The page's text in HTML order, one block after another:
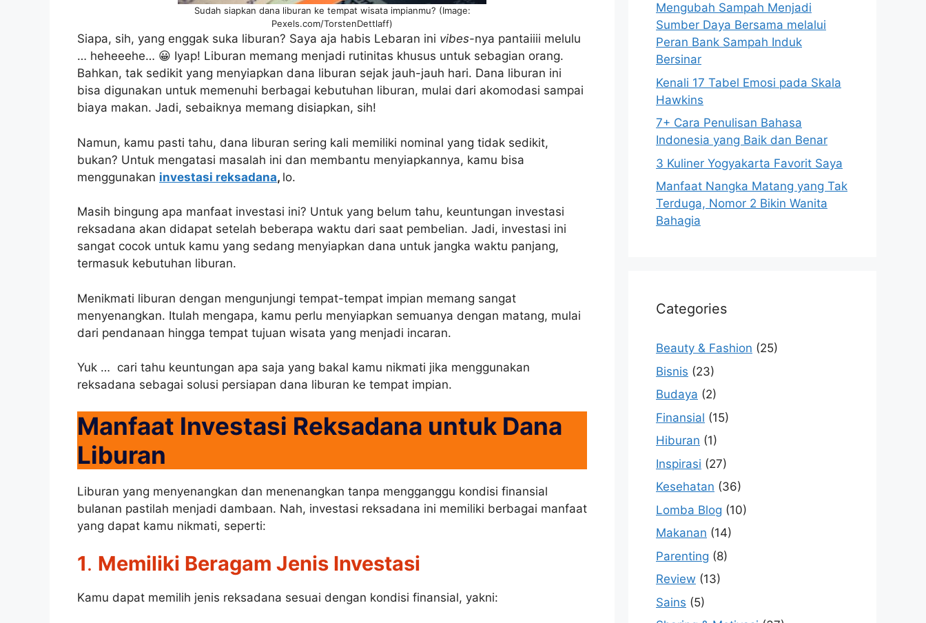
Sudah siapkan dana liburan ke tempat wisata impianmu? (Image:
Pexels.com/TorstenDettlaff)
Siapa, sih, yang enggak suka liburan? Saya aja habis Lebaran ini vibes-nya pantaiiii melulu
… heheeehe… 😀 Iyap! Liburan memang menjadi rutinitas khusus untuk sebagian orang.
Bahkan, tak sedikit yang menyiapkan dana liburan sejak jauh-jauh hari. Dana liburan ini
bisa digunakan untuk memenuhi berbagai kebutuhan liburan, mulai dari akomodasi sampai
biaya makan. Jadi, sebaiknya memang disiapkan, sih!
Namun, kamu pasti tahu, dana liburan sering kali memiliki nominal yang tidak sedikit,
bukan? Untuk mengatasi masalah ini dan membantu menyiapkannya, kamu bisa
menggunakan investasi reksadana, lo.
Masih bingung apa manfaat investasi ini? Untuk yang belum tahu, keuntungan investasi
reksadana akan didapat setelah beberapa waktu dari saat pembelian. Jadi, investasi ini
sangat cocok untuk kamu yang sedang menyiapkan dana untuk jangka waktu panjang,
termasuk kebutuhan liburan.
Menikmati liburan dengan mengunjungi tempat-tempat impian memang sangat
menyenangkan. Itulah mengapa, kamu perlu menyiapkan semuanya dengan matang, mulai
dari pendanaan hingga tempat tujuan wisata yang menjadi incaran.
Yuk … cari tahu keuntungan apa saja yang bakal kamu nikmati jika menggunakan
reksadana sebagai solusi persiapan dana liburan ke tempat impian.
Manfaat Investasi Reksadana untuk Dana
Liburan
Liburan yang menyenangkan dan menenangkan tanpa mengganggu kondisi finansial
bulanan pastilah menjadi dambaan. Nah, investasi reksadana ini memiliki berbagai manfaat
yang dapat kamu nikmati, seperti:
1. Memiliki Beragam Jenis Investasi
Kamu dapat memilih jenis reksadana sesuai dengan kondisi finansial, yakni:
Mengubah Sampah Menjadi
Sumber Daya Bersama melalui
Peran Bank Sampah Induk
Bersinar
Kenali 17 Tabel Emosi pada Skala
Hawkins
7+ Cara Penulisan Bahasa
Indonesia yang Baik dan Benar
3 Kuliner Yogyakarta Favorit Saya
Manfaat Nangka Matang yang Tak
Terduga, Nomor 2 Bikin Wanita
Bahagia
Categories
Beauty & Fashion (25)
Bisnis (23)
Budaya (2)
Finansial (15)
Hiburan (1)
Inspirasi (27)
Kesehatan (36)
Lomba Blog (10)
Makanan (14)
Parenting (8)
Review (13)
Sains (5)